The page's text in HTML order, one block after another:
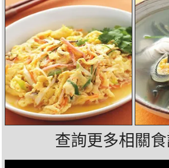
查詢更多相關